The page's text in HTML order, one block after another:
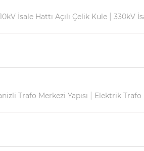
İsale Hattı Açılı Çelik Kule 330kV
Trafo Merkezi Yapısı Elektrik Trafo